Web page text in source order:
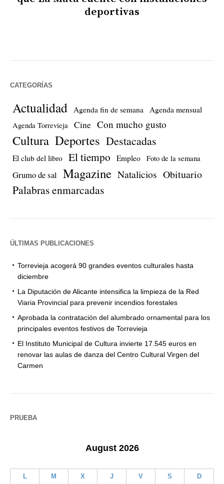
deportivas
CATEGORÍAS
Actualidad Agenda fin de semana Agenda mensual
Agenda Torrevieja Cine Con mucho gusto
Cultura Deportes Destacadas
El club del libro El tiempo Empleo Foto de la semana
Grumo de sal Magazine Natalicios Obituario
Palabras enmarcadas
ÚLTIMAS PUBLICACIONES
Torrevieja acogerá 90 grandes eventos culturales hasta
diciembre
La Diputación de Alicante intensifica la limpieza de la Red
Viaria Provincial para prevenir incendios forestales
Aprobada la contratación del alumbrado ornamental para los
principales eventos festivos de Torrevieja
El Instituto Municipal de Cultura invierte 17.545 euros en
renovar las aulas de danza del Centro Cultural Virgen del
Carmen
PRUEBA
August 2026
L M X J V S D